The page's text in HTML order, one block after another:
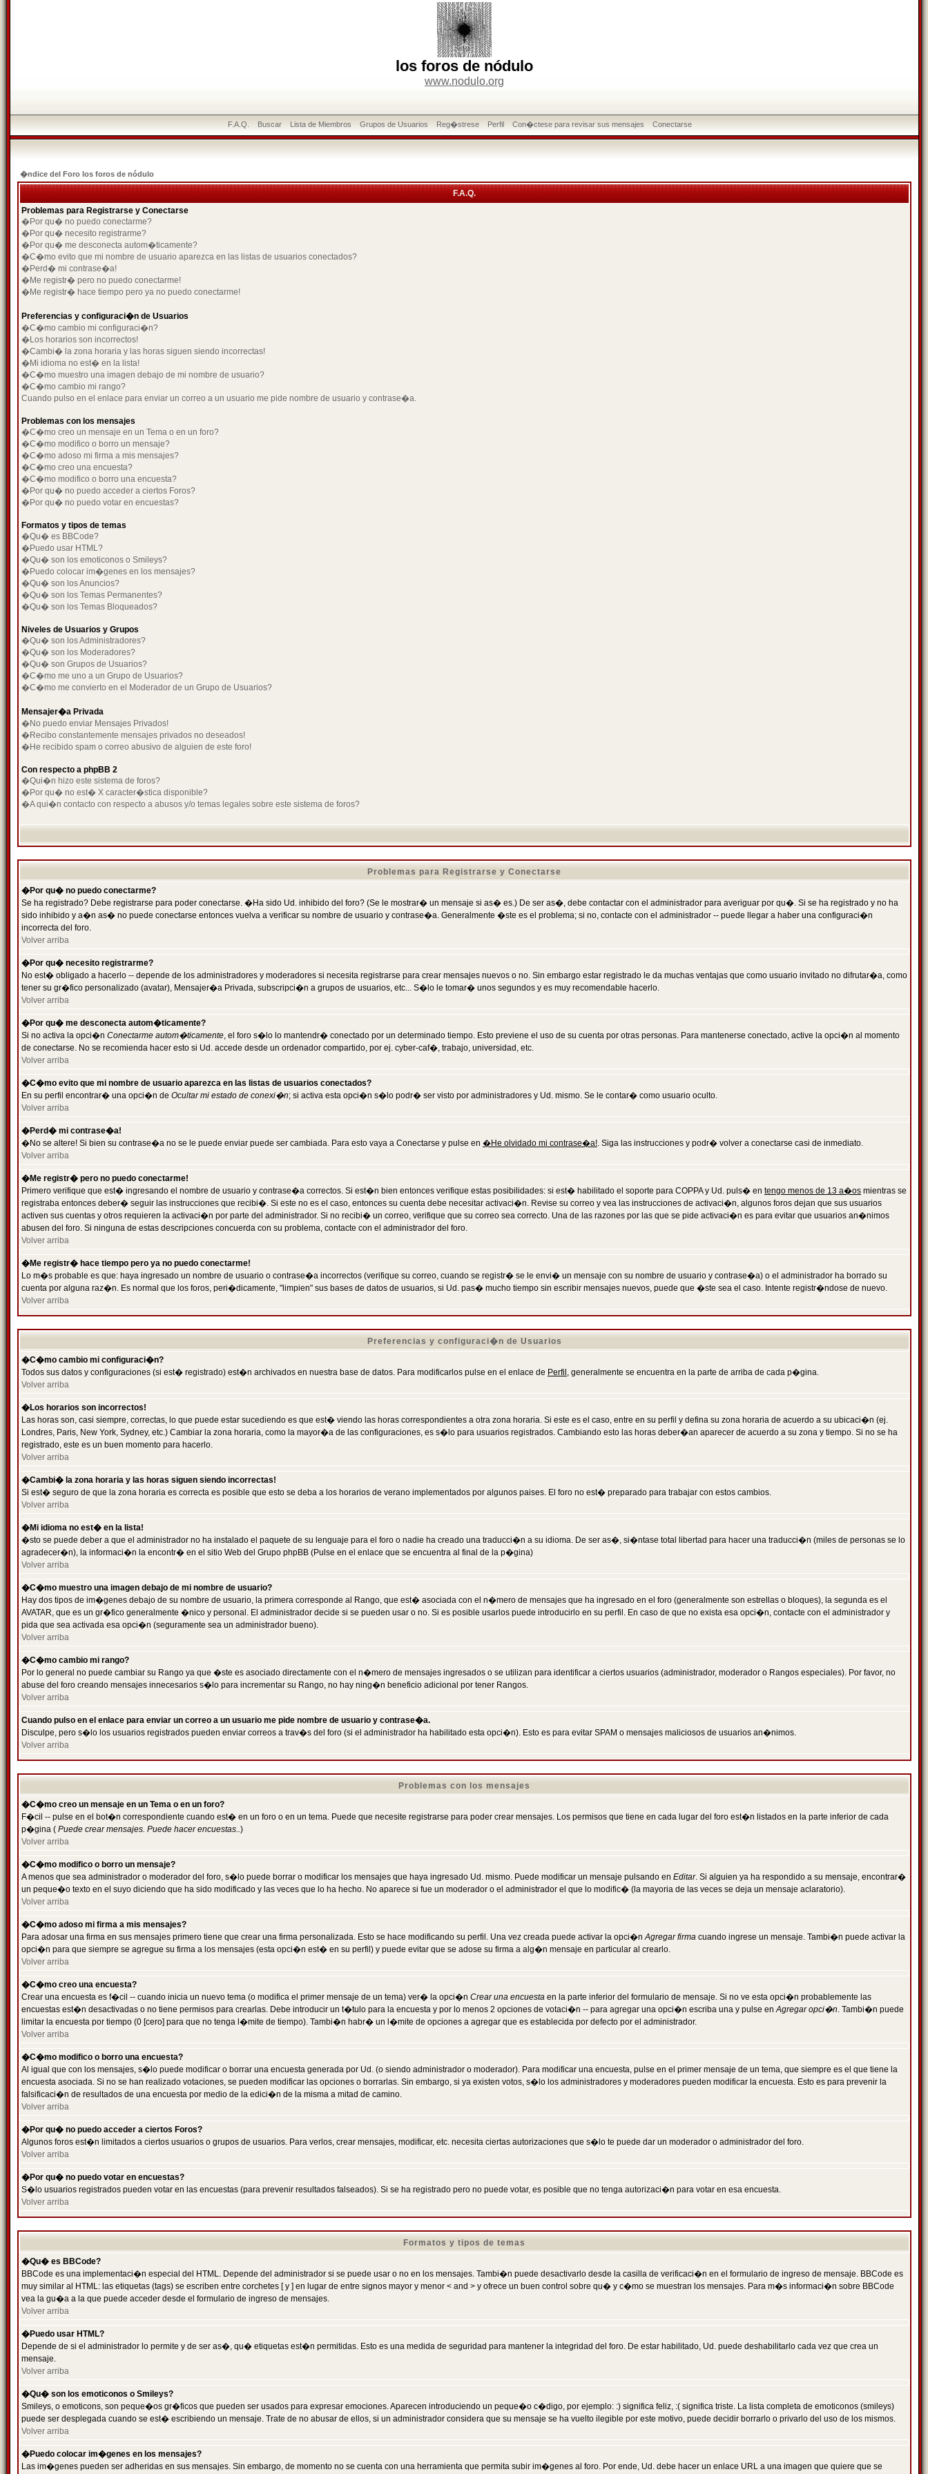
los foros de nódulo
www.nodulo.org
F.A.Q. Buscar Lista de Miembros Grupos de Usuarios Reg�strese Perfil Con�ctese para revisar sus mensajes Conectarse
�ndice del Foro los foros de nódulo
F.A.Q.
Problemas para Registrarse y Conectarse
�Por qu� no puedo conectarme?
�Por qu� necesito registrarme?
�Por qu� me desconecta autom�ticamente?
�C�mo evito que mi nombre de usuario aparezca en las listas de usuarios conectados?
�Perd� mi contrase�a!
�Me registr� pero no puedo conectarme!
�Me registr� hace tiempo pero ya no puedo conectarme!
Preferencias y configuraci�n de Usuarios
�C�mo cambio mi configuraci�n?
�Los horarios son incorrectos!
�Cambi� la zona horaria y las horas siguen siendo incorrectas!
�Mi idioma no est� en la lista!
�C�mo muestro una imagen debajo de mi nombre de usuario?
�C�mo cambio mi rango?
Cuando pulso en el enlace para enviar un correo a un usuario me pide nombre de usuario y contrase�a.
Problemas con los mensajes
�C�mo creo un mensaje en un Tema o en un foro?
�C�mo modifico o borro un mensaje?
�C�mo adoso mi firma a mis mensajes?
�C�mo creo una encuesta?
�C�mo modifico o borro una encuesta?
�Por qu� no puedo acceder a ciertos Foros?
�Por qu� no puedo votar en encuestas?
Formatos y tipos de temas
�Qu� es BBCode?
�Puedo usar HTML?
�Qu� son los emoticonos o Smileys?
�Puedo colocar im�genes en los mensajes?
�Qu� son los Anuncios?
�Qu� son los Temas Permanentes?
�Qu� son los Temas Bloqueados?
Niveles de Usuarios y Grupos
�Qu� son los Administradores?
�Qu� son los Moderadores?
�Qu� son Grupos de Usuarios?
�C�mo me uno a un Grupo de Usuarios?
�C�mo me convierto en el Moderador de un Grupo de Usuarios?
Mensajer�a Privada
�No puedo enviar Mensajes Privados!
�Recibo constantemente mensajes privados no deseados!
�He recibido spam o correo abusivo de alguien de este foro!
Con respecto a phpBB 2
�Qui�n hizo este sistema de foros?
�Por qu� no est� X caracter�stica disponible?
�A qui�n contacto con respecto a abusos y/o temas legales sobre este sistema de foros?
Problemas para Registrarse y Conectarse
�Por qu� no puedo conectarme?
Se ha registrado? Debe registrarse para poder conectarse. �Ha sido Ud. inhibido del foro? (Se le mostrar� un mensaje si as� es.) De ser as�, debe contactar con el administrador para averiguar por qu�. Si se ha registrado y no ha
sido inhibido y a�n as� no puede conectarse entonces vuelva a verificar su nombre de usuario y contrase�a. Generalmente �ste es el problema; si no, contacte con el administrador -- puede llegar a haber una configuraci�n
incorrecta del foro.
Volver arriba
�Por qu� necesito registrarme?
No est� obligado a hacerlo -- depende de los administradores y moderadores si necesita registrarse para crear mensajes nuevos o no. Sin embargo estar registrado le da muchas ventajas que como usuario invitado no difrutar�a, como
tener su gr�fico personalizado (avatar), Mensajer�a Privada, subscripci�n a grupos de usuarios, etc... S�lo le tomar� unos segundos y es muy recomendable hacerlo.
Volver arriba
�Por qu� me desconecta autom�ticamente?
Si no activa la opci�n Conectarme autom�ticamente, el foro s�lo lo mantendr� conectado por un determinado tiempo. Esto previene el uso de su cuenta por otras personas. Para mantenerse conectado, active la opci�n al momento
de conectarse. No se recomienda hacer esto si Ud. accede desde un ordenador compartido, por ej. cyber-caf�, trabajo, universidad, etc.
Volver arriba
�C�mo evito que mi nombre de usuario aparezca en las listas de usuarios conectados?
En su perfil encontrar� una opci�n de Ocultar mi estado de conexi�n; si activa esta opci�n s�lo podr� ser visto por administradores y Ud. mismo. Se le contar� como usuario oculto.
Volver arriba
�Perd� mi contrase�a!
�No se altere! Si bien su contrase�a no se le puede enviar puede ser cambiada. Para esto vaya a Conectarse y pulse en �He olvidado mi contrase�a!. Siga las instrucciones y podr� volver a conectarse casi de inmediato.
Volver arriba
�Me registr� pero no puedo conectarme!
Primero verifique que est� ingresando el nombre de usuario y contrase�a correctos. Si est�n bien entonces verifique estas posibilidades: si est� habilitado el soporte para COPPA y Ud. puls� en tengo menos de 13 a�os mientras se
registraba entonces deber� seguir las instrucciones que recibi�. Si este no es el caso, entonces su cuenta debe necesitar activaci�n. Revise su correo y vea las instrucciones de activaci�n, algunos foros dejan que sus usuarios
activen sus cuentas y otros requieren la activaci�n por parte del administrador. Si no recibi� un correo, verifique que su correo sea correcto. Una de las razones por las que se pide activaci�n es para evitar que usuarios an�nimos
abusen del foro. Si ninguna de estas descripciones concuerda con su problema, contacte con el administrador del foro.
Volver arriba
�Me registr� hace tiempo pero ya no puedo conectarme!
Lo m�s probable es que: haya ingresado un nombre de usuario o contrase�a incorrectos (verifique su correo, cuando se registr� se le envi� un mensaje con su nombre de usuario y contrase�a) o el administrador ha borrado su
cuenta por alguna raz�n. Es normal que los foros, peri�dicamente, "limpien" sus bases de datos de usuarios, si Ud. pas� mucho tiempo sin escribir mensajes nuevos, puede que �ste sea el caso. Intente registr�ndose de nuevo.
Volver arriba
Preferencias y configuraci�n de Usuarios
�C�mo cambio mi configuraci�n?
Todos sus datos y configuraciones (si est� registrado) est�n archivados en nuestra base de datos. Para modificarlos pulse en el enlace de Perfil , generalmente se encuentra en la parte de arriba de cada p�gina.
Volver arriba
�Los horarios son incorrectos!
Las horas son, casi siempre, correctas, lo que puede estar sucediendo es que est� viendo las horas correspondientes a otra zona horaria. Si este es el caso, entre en su perfil y defina su zona horaria de acuerdo a su ubicaci�n (ej.
Londres, Paris, New York, Sydney, etc.) Cambiar la zona horaria, como la mayor�a de las configuraciones, es s�lo para usuarios registrados. Cambiando esto las horas deber�an aparecer de acuerdo a su zona y tiempo. Si no se ha
registrado, este es un buen momento para hacerlo.
Volver arriba
�Cambi� la zona horaria y las horas siguen siendo incorrectas!
Si est� seguro de que la zona horaria es correcta es posible que esto se deba a los horarios de verano implementados por algunos paises. El foro no est� preparado para trabajar con estos cambios.
Volver arriba
�Mi idioma no est� en la lista!
�sto se puede deber a que el administrador no ha instalado el paquete de su lenguaje para el foro o nadie ha creado una traducci�n a su idioma. De ser as�, si�ntase total libertad para hacer una traducci�n (miles de personas se lo
agradecer�n), la informaci�n la encontr� en el sitio Web del Grupo phpBB (Pulse en el enlace que se encuentra al final de la p�gina)
Volver arriba
�C�mo muestro una imagen debajo de mi nombre de usuario?
Hay dos tipos de im�genes debajo de su nombre de usuario, la primera corresponde al Rango, que est� asociada con el n�mero de mensajes que ha ingresado en el foro (generalmente son estrellas o bloques), la segunda es el
AVATAR, que es un gr�fico generalmente �nico y personal. El administrador decide si se pueden usar o no. Si es posible usarlos puede introducirlo en su perfil. En caso de que no exista esa opci�n, contacte con el administrador y
pida que sea activada esa opci�n (seguramente sea un administrador bueno).
Volver arriba
�C�mo cambio mi rango?
Por lo general no puede cambiar su Rango ya que �ste es asociado directamente con el n�mero de mensajes ingresados o se utilizan para identificar a ciertos usuarios (administrador, moderador o Rangos especiales). Por favor, no
abuse del foro creando mensajes innecesarios s�lo para incrementar su Rango, no hay ning�n beneficio adicional por tener Rangos.
Volver arriba
Cuando pulso en el enlace para enviar un correo a un usuario me pide nombre de usuario y contrase�a.
Disculpe, pero s�lo los usuarios registrados pueden enviar correos a trav�s del foro (si el administrador ha habilitado esta opci�n). Esto es para evitar SPAM o mensajes maliciosos de usuarios an�nimos.
Volver arriba
Problemas con los mensajes
�C�mo creo un mensaje en un Tema o en un foro?
F�cil -- pulse en el bot�n correspondiente cuando est� en un foro o en un tema. Puede que necesite registrarse para poder crear mensajes. Los permisos que tiene en cada lugar del foro est�n listados en la parte inferior de cada
p�gina ( Puede crear mensajes. Puede hacer encuestas..)
Volver arriba
�C�mo modifico o borro un mensaje?
A menos que sea administrador o moderador del foro, s�lo puede borrar o modificar los mensajes que haya ingresado Ud. mismo. Puede modificar un mensaje pulsando en Editar. Si alguien ya ha respondido a su mensaje, encontrar�
un peque�o texto en el suyo diciendo que ha sido modificado y las veces que lo ha hecho. No aparece si fue un moderador o el administrador el que lo modific� (la mayoria de las veces se deja un mensaje aclaratorio).
Volver arriba
�C�mo adoso mi firma a mis mensajes?
Para adosar una firma en sus mensajes primero tiene que crear una firma personalizada. Esto se hace modificando su perfil. Una vez creada puede activar la opci�nAgregar firma cuando ingrese un mensaje. Tambi�n puede activar la
opci�n para que siempre se agregue su firma a los mensajes (esta opci�n est� en su perfil) y puede evitar que se adose su firma a alg�n mensaje en particular al crearlo.
Volver arriba
�C�mo creo una encuesta?
Crear una encuesta es f�cil -- cuando inicia un nuevo tema (o modifica el primer mensaje de un tema) ver� la opci�n Crear una encuesta en la parte inferior del formulario de mensaje. Si no ve esta opci�n probablemente las
encuestas est�n desactivadas o no tiene permisos para crearlas. Debe introducir un t�tulo para la encuesta y por lo menos 2 opciones de votaci�n -- para agregar una opci�n escriba una y pulse enAgregar opci�n. Tambi�n puede
limitar la encuesta por tiempo (0 [cero] para que no tenga l�mite de tiempo). Tambi�n habr� un l�mite de opciones a agregar que es establecida por defecto por el administrador.
Volver arriba
�C�mo modifico o borro una encuesta?
Al igual que con los mensajes, s�lo puede modificar o borrar una encuesta generada por Ud. (o siendo administrador o moderador). Para modificar una encuesta, pulse en el primer mensaje de un tema, que siempre es el que tiene la
encuesta asociada. Si no se han realizado votaciones, se pueden modificar las opciones o borrarlas. Sin embargo, si ya existen votos, s�lo los administradores y moderadores pueden modificar la encuesta. Esto es para prevenir la
falsificaci�n de resultados de una encuesta por medio de la edici�n de la misma a mitad de camino.
Volver arriba
�Por qu� no puedo acceder a ciertos Foros?
Algunos foros est�n limitados a ciertos usuarios o grupos de usuarios. Para verlos, crear mensajes, modificar, etc. necesita ciertas autorizaciones que s�lo te puede dar un moderador o administrador del foro.
Volver arriba
�Por qu� no puedo votar en encuestas?
S�lo usuarios registrados pueden votar en las encuestas (para prevenir resultados falseados). Si se ha registrado pero no puede votar, es posible que no tenga autorizaci�n para votar en esa encuesta.
Volver arriba
Formatos y tipos de temas
�Qu� es BBCode?
BBCode es una implementaci�n especial del HTML. Depende del administrador si se puede usar o no en los mensajes. Tambi�n puede desactivarlo desde la casilla de verificaci�n en el formulario de ingreso de mensaje. BBCode es
muy similar al HTML: las etiquetas (tags) se escriben entre corchetes [ y ] en lugar de entre signos mayor y menor < and > y ofrece un buen control sobre qu� y c�mo se muestran los mensajes. Para m�s informaci�n sobre BBCode
vea la gu�a a la que puede acceder desde el formulario de ingreso de mensajes.
Volver arriba
�Puedo usar HTML?
Depende de si el administrador lo permite y de ser as�, qu� etiquetas est�n permitidas. Esto es una medida de seguridad para mantener la integridad del foro. De estar habilitado, Ud. puede deshabilitarlo cada vez que crea un
mensaje.
Volver arriba
�Qu� son los emoticonos o Smileys?
Smileys, o emoticons, son peque�os gr�ficos que pueden ser usados para expresar emociones. Aparecen introduciendo un peque�o c�digo, por ejemplo: :) significa feliz, :( significa triste. La lista completa de emoticonos (smileys)
puede ser desplegada cuando se est� escribiendo un mensaje. Trate de no abusar de ellos, si un administrador considera que su mensaje se ha vuelto ilegible por este motivo, puede decidir borrarlo o privarlo del uso de los mismos.
Volver arriba
�Puedo colocar im�genes en los mensajes?
Las im�genes pueden ser adheridas en sus mensajes. Sin embargo, de momento no se cuenta con una herramienta que permita subir im�genes al foro. Por ende, Ud. debe hacer un enlace URL a una imagen que quiere que se